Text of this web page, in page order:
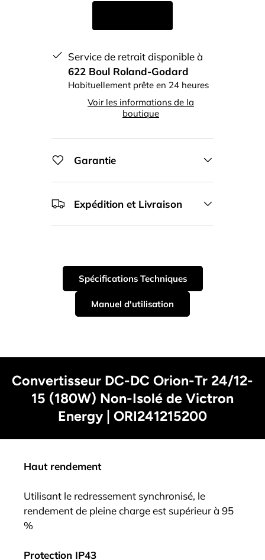
Service de retrait disponible à
622 Boul Roland-Godard
Habituellement prête en 24 heures
Voir les informations de la
boutique
Garantie
Expédition et Livraison
Spécifications Techniques
Manuel d'utilisation
Convertisseur DC-DC Orion-Tr 24/12-
15 (180W) Non-Isolé de Victron
Energy | ORI241215200
Haut rendement
Utilisant le redressement synchronisé, le
rendement de pleine charge est supérieur à 95
%
Protection IP43